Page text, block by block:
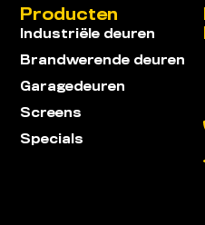
Producten
Industriële deuren
Brandwerende deuren
Garagedeuren
Screens
Specials